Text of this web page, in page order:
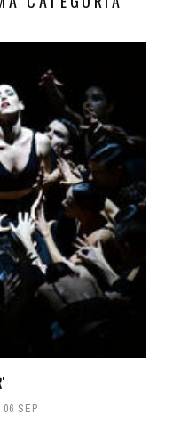
06 SEP